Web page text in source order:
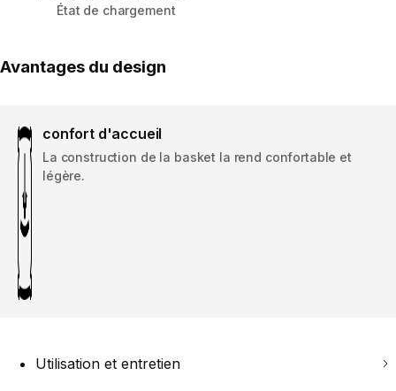
État de chargement
Avantages du design
confort d'accueil
La construction de la basket la rend confortable et
légère.
Utilisation et entretien